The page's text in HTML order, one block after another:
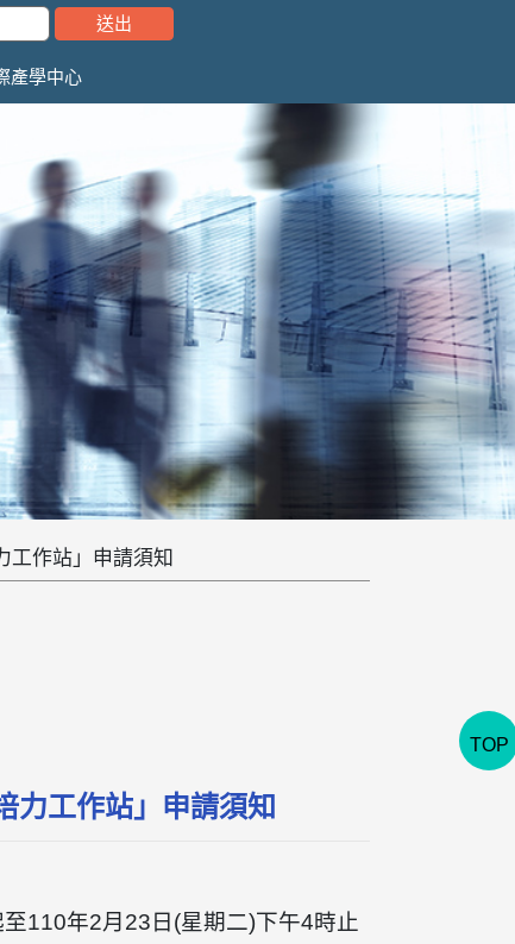
產學中心
工作站」申請須知
力工作站」申請須知
110年2月23日(星期二)下午4時止
TOP